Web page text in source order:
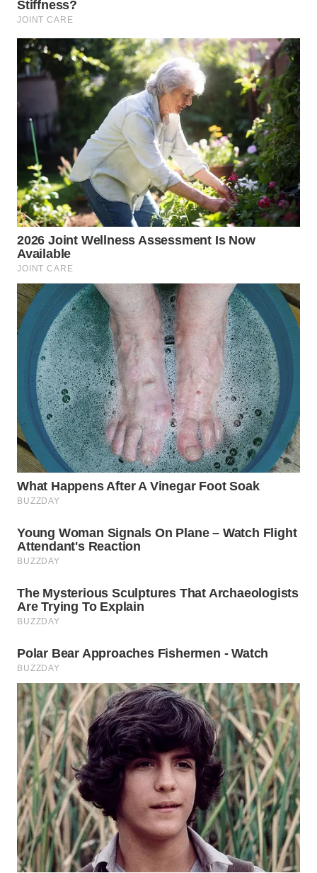
WN
KUNINGAN
WN
MAJALENGKA
WN
SUBANG
WN
SUKABUMI
WN
PURWAKARTA
WN
PRIANGAN
TIMUR
WN
SEMARANG
WN
SOLO
WN
BOROBUDUR
WN
WN
SURABAYA
WN
NATUNA
WN
BINTAN
WN
MANDALIKA
WN
LIKUPANG
WN
LABUANBAJO
WN